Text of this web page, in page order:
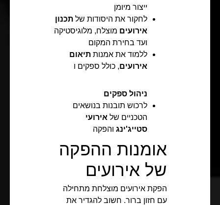
ייצור מיומן
לחקור את היסודות של תכנון
אירועים מוצלח, מלוגיסטיקה
ועד בחירת המקום
ללמוד את אמנות תיאום
אירועים, כולל ספקים ו
ניהול ספקים
לרכוש תובנות בנושאים
הטכניים של אירועי
סטייג'ינג והפקה
אומנות ההפקה
של אירועים
הפקת אירועים מוצלחת מתחילה
עם חזון ברור. חשוב להגדיר את